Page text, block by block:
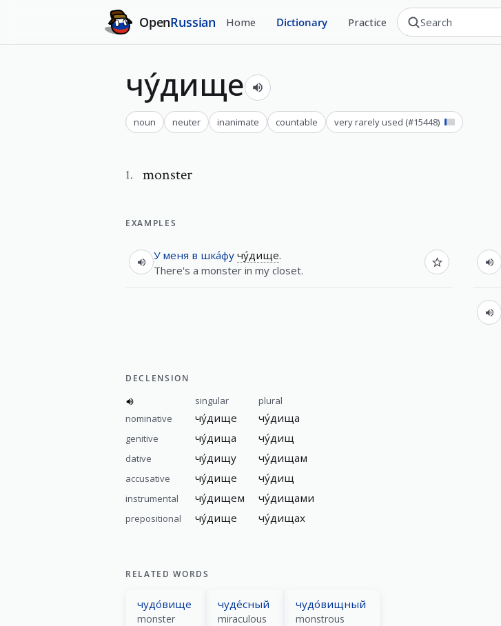
OpenRussian Home Dictionary Practice
чу́дище
noun neuter inanimate countable very rarely used (#15448)
1. monster
EXAMPLES
У меня в шка́фу чу́дище.
There's a monster in my closet.
DECLENSION
singular
plural
nominative
чу́дище чу́дища
genitive чу́дища чу́дищ
dative чу́дищу чу́дищам
accusative чу́дище чу́дищ
instrumental чу́дищем чу́дищами
prepositional чу́дище чу́дищах
RELATED WORDS
чудо́вище
monster
чуде́сный
miraculous
чудо́вищный
monstrous